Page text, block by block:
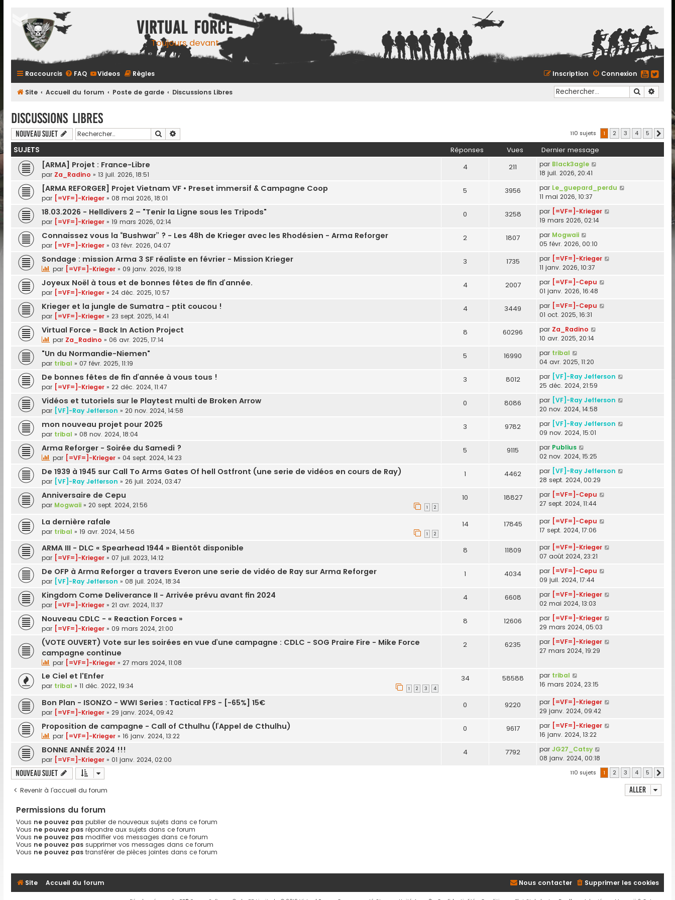
Virtual Force
Toujours devant
Raccourcis FAQ Videos Règles Connexion
Inscription
Site Accueil du forum Poste de garde Discussions Libres
Discussions Libres
Nouveau sujet Rechercher 110 sujets 1 2 3 4 5
SUJETS Réponses Vues Dernier message
[ARMA] Projet : France-Libre
par Za_Radino » 13 juil. 2026, 18:51
4 211 par Black3agle
18 juil. 2026, 20:41
[ARMA REFORGER] Projet Vietnam VF • Preset immersif & Campagne Coop
par [=VF=]-Krieger » 08 mai 2026, 18:01
5 3956 par Le_guepard_perdu
11 mai 2026, 10:37
18.03.2026 - Helldivers 2 – "Tenir la Ligne sous les Tripods"
par [=VF=]-Krieger » 19 mars 2026, 02:14
0 3258 par [=VF=]-Krieger
19 mars 2026, 02:14
Connaissez vous la “Bushwar” ? - Les 48h de Krieger avec les Rhodésien - Arma Reforger
par [=VF=]-Krieger » 03 févr. 2026, 04:07
2 1807 par Mogwaii
05 févr. 2026, 00:10
Sondage : mission Arma 3 SF réaliste en février - Mission Krieger
par [=VF=]-Krieger » 09 janv. 2026, 19:18
3 1735 par [=VF=]-Krieger
11 janv. 2026, 10:37
Joyeux Noël à tous et de bonnes fêtes de fin d’année.
par [=VF=]-Krieger » 24 déc. 2025, 10:57
4 2007 par [=VF=]-Cepu
01 janv. 2026, 16:48
Krieger et la jungle de Sumatra - ptit coucou !
par [=VF=]-Krieger » 23 sept. 2025, 14:41
4 3449 par [=VF=]-Cepu
01 oct. 2025, 16:31
Virtual Force - Back In Action Project
par Za_Radino » 06 avr. 2025, 17:14
8 60296 par Za_Radino
10 avr. 2025, 20:14
"Un du Normandie-Niemen"
par tribal » 07 févr. 2025, 11:19
5 16990 par tribal
04 avr. 2025, 11:20
De bonnes fêtes de fin d’année à vous tous !
par [=VF=]-Krieger » 22 déc. 2024, 11:47
3 8012 par [VF]-Ray Jefferson
25 déc. 2024, 21:59
Vidéos et tutoriels sur le Playtest multi de Broken Arrow
par [VF]-Ray Jefferson » 20 nov. 2024, 14:58
0 8086 par [VF]-Ray Jefferson
20 nov. 2024, 14:58
mon nouveau projet pour 2025
par tribal » 08 nov. 2024, 18:04
3 9782 par [VF]-Ray Jefferson
09 nov. 2024, 15:01
Arma Reforger - Soirée du Samedi ?
par [=VF=]-Krieger » 04 sept. 2024, 14:23
5 9115 par Publius
02 nov. 2024, 15:25
De 1939 à 1945 sur Call To Arms Gates Of hell Ostfront (une serie de vidéos en cours de Ray)
par [VF]-Ray Jefferson » 26 juil. 2024, 03:47
1 4462 par [VF]-Ray Jefferson
28 sept. 2024, 00:29
Anniversaire de Cepu
par Mogwaii » 20 sept. 2024, 21:56 1 2
10 18827 par [=VF=]-Cepu
27 sept. 2024, 11:44
La dernière rafale
par tribal » 19 avr. 2024, 14:56 1 2
14 17845 par [=VF=]-Cepu
17 sept. 2024, 17:06
ARMA III - DLC « Spearhead 1944 » Bientôt disponible
par [=VF=]-Krieger » 07 juil. 2023, 14:12
8 11809 par [=VF=]-Krieger
07 août 2024, 23:21
De OFP à Arma Reforger a travers Everon une serie de vidéo de Ray sur Arma Reforger
par [VF]-Ray Jefferson » 08 juil. 2024, 18:34
1 4034 par [=VF=]-Cepu
09 juil. 2024, 17:44
Kingdom Come Deliverance II - Arrivée prévu avant fin 2024
par [=VF=]-Krieger » 21 avr. 2024, 11:37
4 6608 par [=VF=]-Krieger
02 mai 2024, 13:03
Nouveau CDLC - « Reaction Forces »
par [=VF=]-Krieger » 09 mars 2024, 21:00
8 12606 par [=VF=]-Krieger
29 mars 2024, 05:03
(VOTE OUVERT) Vote sur les soirées en vue d’une campagne : CDLC - SOG Praire Fire - Mike Force
campagne continue
par [=VF=]-Krieger » 27 mars 2024, 11:08
2 6235 par [=VF=]-Krieger
27 mars 2024, 19:29
Le Ciel et l'Enfer
par tribal » 11 déc. 2022, 19:34 1 2 3 4
34 58588 par tribal
16 mars 2024, 23:15
Bon Plan - ISONZO - WWI Series : Tactical FPS - [-65%] 15€
par [=VF=]-Krieger » 29 janv. 2024, 09:42
0 9220 par [=VF=]-Krieger
29 janv. 2024, 09:42
Proposition de campagne - Call of Cthulhu (l’Appel de Cthulhu)
par [=VF=]-Krieger » 16 janv. 2024, 13:22
0 9617 par [=VF=]-Krieger
16 janv. 2024, 13:22
BONNE ANNÉE 2024 !!!
par [=VF=]-Krieger » 01 janv. 2024, 02:00
4 7792 par JG27_Catsy
08 janv. 2024, 00:18
Nouveau sujet 110 sujets 1 2 3 4 5
Revenir à l’accueil du forum Aller
Permissions du forum
Vous ne pouvez pas publier de nouveaux sujets dans ce forum
Vous ne pouvez pas répondre aux sujets dans ce forum
Vous ne pouvez pas modifier vos messages dans ce forum
Vous ne pouvez pas supprimer vos messages dans ce forum
Vous ne pouvez pas transférer de pièces jointes dans ce forum
Site Accueil du forum Supprimer les cookies
Nous contacter